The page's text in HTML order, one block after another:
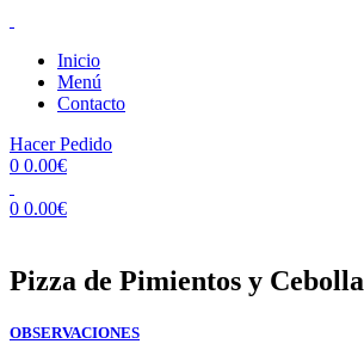
Inicio
Menú
Contacto
Hacer Pedido
0 0.00€
0 0.00€
Pizza de Pimientos y Cebolla
OBSERVACIONES